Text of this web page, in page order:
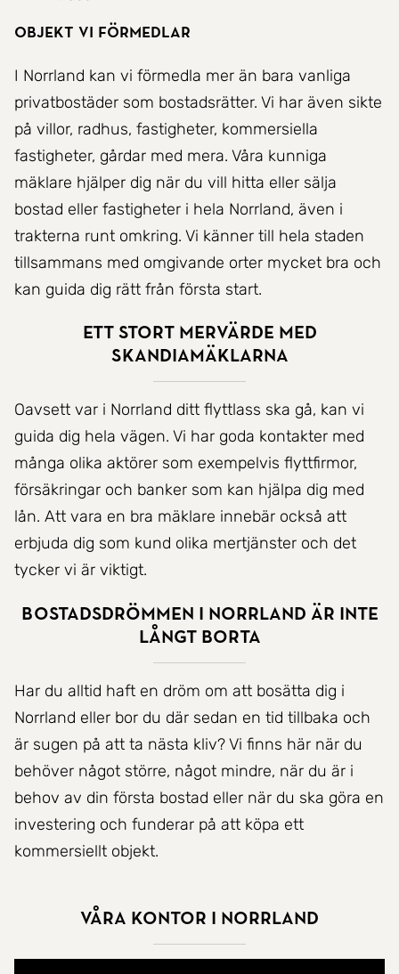
Objekt vi förmedlar
I Norrland kan vi förmedla mer än bara vanliga
privatbostäder som bostadsrätter. Vi har även sikte
på villor, radhus, fastigheter, kommersiella
fastigheter, gårdar med mera. Våra kunniga
mäklare hjälper dig när du vill hitta eller sälja
bostad eller fastigheter i hela Norrland, även i
trakterna runt omkring. Vi känner till hela staden
tillsammans med omgivande orter mycket bra och
kan guida dig rätt från första start.
Ett stort mervärde med
SkandiaMäklarna
Oavsett var i Norrland ditt flyttlass ska gå, kan vi
guida dig hela vägen. Vi har goda kontakter med
många olika aktörer som exempelvis flyttfirmor,
försäkringar och banker som kan hjälpa dig med
lån. Att vara en bra mäklare innebär också att
erbjuda dig som kund olika mertjänster och det
tycker vi är viktigt.
Bostadsdrömmen i Norrland är inte
långt borta
Har du alltid haft en dröm om att bosätta dig i
Norrland eller bor du där sedan en tid tillbaka och
är sugen på att ta nästa kliv? Vi finns här när du
behöver något större, något mindre, när du är i
behov av din första bostad eller när du ska göra en
investering och funderar på att köpa ett
kommersiellt objekt.
Våra kontor i Norrland